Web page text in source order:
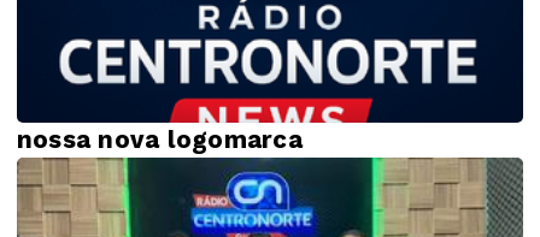
nossa nova logomarca